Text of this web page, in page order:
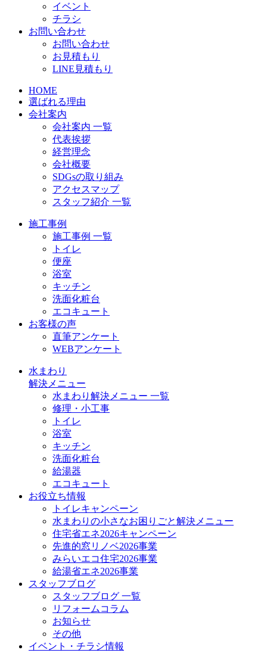
イベント
チラシ
お問い合わせ
お問い合わせ
お見積もり
LINE見積もり
HOME
選ばれる理由
会社案内
会社案内 一覧
代表挨拶
経営理念
会社概要
SDGsの取り組み
アクセスマップ
スタッフ紹介 一覧
施工事例
施工事例 一覧
トイレ
便座
浴室
キッチン
洗面化粧台
エコキュート
お客様の声
直筆アンケート
WEBアンケート
水まわり
解決メニュー
水まわり解決メニュー 一覧
修理・小工事
トイレ
浴室
キッチン
洗面化粧台
給湯器
エコキュート
お役立ち情報
トイレキャンペーン
水まわりの小さなお困りごと解決メニュー
住宅省エネ2026キャンペーン
先進的窓リノベ2026事業
みらいエコ住宅2026事業
給湯省エネ2026事業
スタッフブログ
スタッフブログ 一覧
リフォームコラム
お知らせ
その他
イベント・チラシ情報